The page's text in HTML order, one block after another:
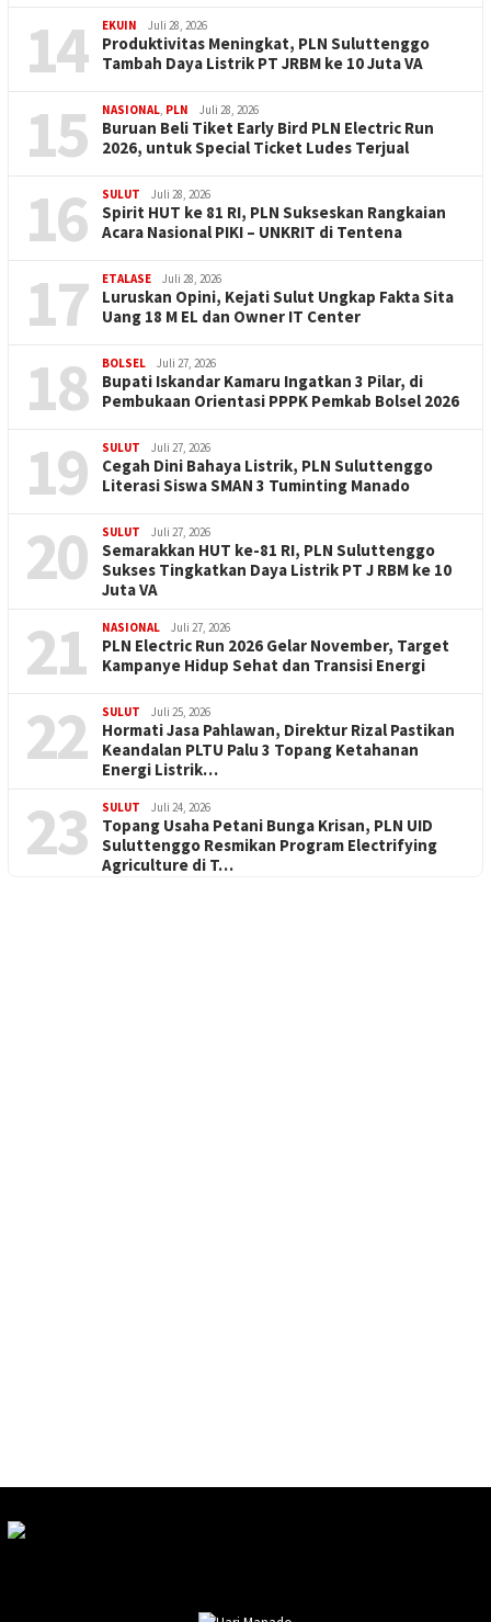
14 EKUIN Juli 28, 2026
Produktivitas Meningkat, PLN Suluttenggo
Tambah Daya Listrik PT JRBM ke 10 Juta VA
15 NASIONAL, PLN Juli 28, 2026
Buruan Beli Tiket Early Bird PLN Electric Run
2026, untuk Special Ticket Ludes Terjual
16 SULUT Juli 28, 2026
Spirit HUT ke 81 RI, PLN Sukseskan Rangkaian
Acara Nasional PIKI – UNKRIT di Tentena
17 ETALASE Juli 28, 2026
Luruskan Opini, Kejati Sulut Ungkap Fakta Sita
Uang 18 M EL dan Owner IT Center
18 BOLSEL Juli 27, 2026
Bupati Iskandar Kamaru Ingatkan 3 Pilar, di
Pembukaan Orientasi PPPK Pemkab Bolsel 2026
19 SULUT Juli 27, 2026
Cegah Dini Bahaya Listrik, PLN Suluttenggo
Literasi Siswa SMAN 3 Tuminting Manado
20 SULUT Juli 27, 2026
Semarakkan HUT ke-81 RI, PLN Suluttenggo
Sukses Tingkatkan Daya Listrik PT J RBM ke 10
Juta VA
21 NASIONAL Juli 27, 2026
PLN Electric Run 2026 Gelar November, Target
Kampanye Hidup Sehat dan Transisi Energi
22 SULUT Juli 25, 2026
Hormati Jasa Pahlawan, Direktur Rizal Pastikan
Keandalan PLTU Palu 3 Topang Ketahanan
Energi Listrik…
23 SULUT Juli 24, 2026
Topang Usaha Petani Bunga Krisan, PLN UID
Suluttenggo Resmikan Program Electrifying
Agriculture di T…